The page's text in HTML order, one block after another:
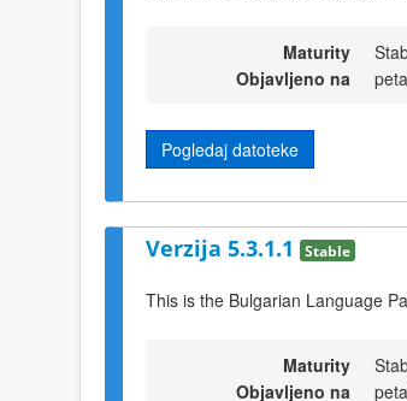
Maturity
Objavljeno na
Pogledaj datoteke
Verzija 5.3.1.1 Stable
This is the Bulgarian Language
Maturity
Objavljeno na